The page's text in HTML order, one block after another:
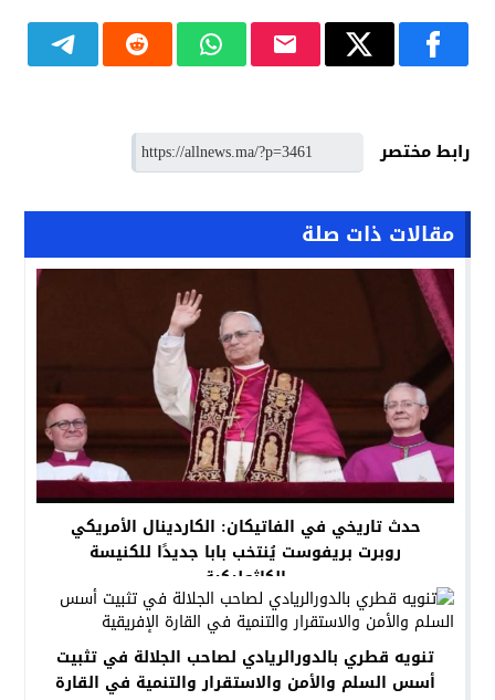
رابط مختصر
مقالات ذات صلة
حدث تاريخي في الفاتيكان: الكاردينال الأمريكي
روبرت بريفوست يُنتخب بابا جديدًا للكنيسة
الكاثوليكية
تنويه قطري بالدورالريادي لصاحب الجلالة في تثبيت
أسس السلم والأمن والاستقرار والتنمية في القارة